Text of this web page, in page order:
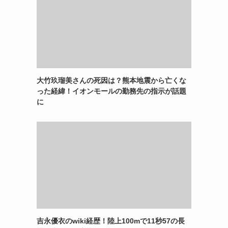
大竹玖瑠美さんの死因は？熊本地震から亡くな
った経緯！イオンモールの勤務先の指示が話題
に
吉永優衣のwiki経歴！陸上100mで11秒57の長